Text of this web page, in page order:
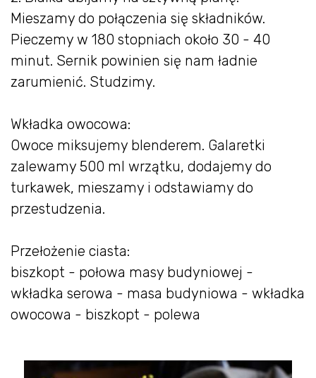
Mieszamy do połączenia się składników.
Pieczemy w 180 stopniach około 30 - 40
minut. Sernik powinien się nam ładnie
zarumienić. Studzimy.
Wkładka owocowa:
Owoce miksujemy blenderem. Galaretki
zalewamy 500 ml wrzątku, dodajemy do
turkawek, mieszamy i odstawiamy do
przestudzenia.
Przełożenie ciasta:
biszkopt - połowa masy budyniowej -
wkładka serowa - masa budyniowa - wkładka
owocowa - biszkopt - polewa